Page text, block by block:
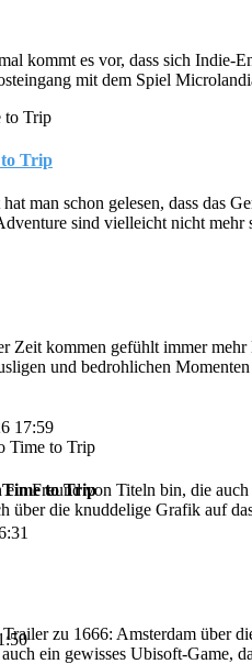
kommt es vor, dass sich Indie-
mit dem Spiel
Trip
man schon gelesen, dass das
sind vielleicht nicht mehr
Zeit kommen gefühlt immer
und bedrohlichen
Freund von Titeln bin, die
über die knuddelige Grafik auf
zu 1666: Amsterdam über
ein gewisses Ubisoft-Game,
17:59
to Trip